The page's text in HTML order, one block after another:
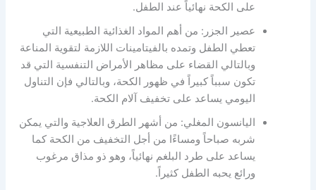
على الكحة نهائياً عند الطفل.
عصير الجزر: من أهم المواد الغذائية الطبيعية التي
تعطي الطفل وتمده بالفيتامينات اللازمة لتقوية المناعة
وبالتالي القضاء على مظاهر الأمراض التنفسية التي قد
تكون سبباً كبيراً في ظهور الكحة، وبالتالي فإن التناول
اليومي يساعد على تخفيف آلام الكحة.
اليانسون المغلي: من أشهر الطرق العلاجية والتي يمكن
شربه صباحاً ومساءًا من أجل التخفيف من الكحة كما
يساعد على طرد البلغم نهائياً، وهو ذو مذاق مرغوب
ورائع يحبه الطفل كثيراً.